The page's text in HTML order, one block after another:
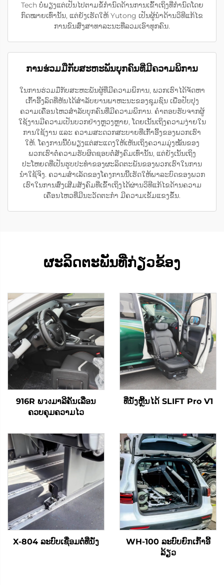
Tech ບໍ່ພຽງແຕ່ເປັນໄປຕາມຂໍ້ກຳນົດດ້ານການເຂົ້າເຖິງທີ່ກຳນົດໂດຍ
ກົດໝາຍເທົ່ານັ້ນ, ແຕ່ຍັງເຮັດໃຫ້ Yutong ເປັນຜູ້ນຳດ້ານວິທີແກ້ໄຂ
ການຂົນສົ່ງສາທາລະນະທີ່ລວມເອົາທຸກຄົນ.
ການຮ່ວມມືກັບສະຫະພັນບຸກຄົນທີ່ມີຄວາມພິການ
ໃນການຮ່ວມມືກັບສະຫະພັນຜູ້ທີ່ມີຄວາມພິການ, ພວກເຮົາໄດ້ຈັດຫາ
ເກົ້າອີ້ງລົດທີ່ຫັນໄດ້ສຳລັບຍານພາຫະນະຂອງຊຸມຊົນ ເພື່ອປັບປຸງ
ຄວາມເຄື່ອນໄຫວສຳລັບບຸກຄົນທີ່ມີຄວາມພິການ. ຄຳຕອບຮັບຈາກຜູ້
ໃຊ້ງານມີຄວາມເປັນບວກຢ່າງຫຼວງຫຼາຍ, ໂດຍເນັ້ນເຖິງຄວາມງ່າຍໃນ
ການໃຊ້ງານ ແລະ ຄວາມສະດວກສະບາຍທີ່ເກົ້າອີ້ງຂອງພວກເຮົາ
ໃຫ້. ໂຄງການນີ້ບໍ່ພຽງແຕ່ສະແດງໃຫ້ເຫັນເຖິງຄວາມມຸ່ງໝັ້ນຂອງ
ພວກເຮົາຕໍ່ຄວາມຮັບຜິດຊອບຕໍ່ສັງຄົມເທົ່ານັ້ນ, ແຕ່ຍັງເນັ້ນເຖິງ
ປະໂຫຍດທີ່ເປັນຮູບປະທຳຂອງຜະລິດຕະພັນຂອງພວກເຮົາໃນການ
ນຳໃຊ້ຈິງ. ຄວາມສຳເລັດຂອງໂຄງການນີ້ເຮັດໃຫ້ພາລະບົດຂອງພວກ
ເຮົາໃນການສົ່ງເສີມສັງຄົມທີ່ເຂົ້າເຖິງໄດ້ຜ່ານວິທີແກ້ໄຂດ້ານຄວາມ
ເຄື່ອນໄຫວທີ່ມີນະວັດຕະກຳ ມີຄວາມເຂັ້ມແຂງຂຶ້ນ.
ຜະລິດຕະພັນທີ່ກ່ຽວຂ້ອງ
916R ພวงມາລີຄັນເລື່ອນ
ຄວບຄຸມຄວາມໄວ
ທີ່ນັ່ງຫຼີ້ນໄດ້ SLIFT Pro V1
X-804 ລະບົບເຊື່ອມຕໍ່ທີ່ນັ່ງ
WH-100 ລະບົບຍົກເກົ້າອີ້
ລ້ຽວ